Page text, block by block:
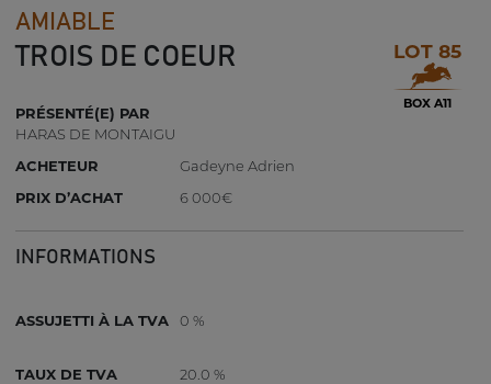
AMIABLE
TROIS DE COEUR LOT 85
BOX A11
PRÉSENTÉ(E) PAR
HARAS DE MONTAIGU
ACHETEUR
Gadeyne Adrien
PRIX D’ACHAT
6 000€
INFORMATIONS
ASSUJETTI À LA TVA 0 %
TAUX DE TVA 20.0 %